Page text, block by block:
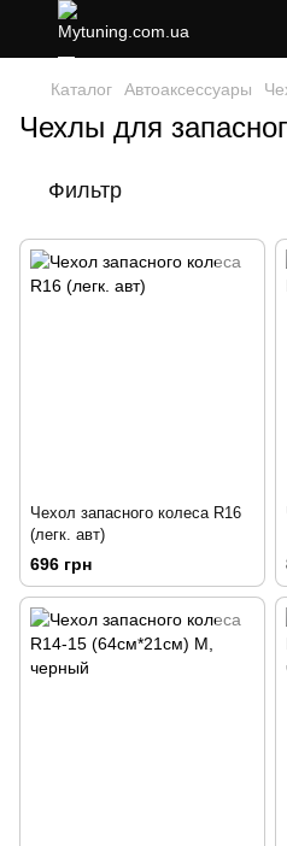
Каталог Автоаксессуары
Чехлы для
Фильтр
Чехол запасного колеса R16
(легк. авт)
696 грн